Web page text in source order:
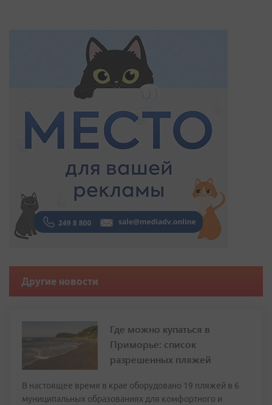
Другие новости
Где можно купаться в
Приморье: список
разрешенных пляжей
В настоящее время в крае оборудовано 19 пляжей в 6
муниципальных образованиях для комфортного и